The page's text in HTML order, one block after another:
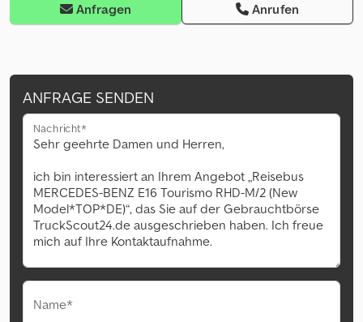
Anfragen Anrufen
ANFRAGE SENDEN
Nachricht*
Name*